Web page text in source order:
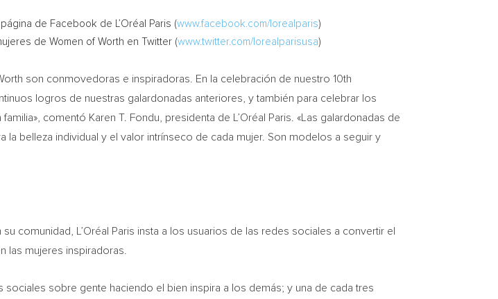
de Facebook de L’Oréal Paris (www.facebook.com/lorealparis)
de Women of Worth en Twitter (www.twitter.com/lorealparisusa)
son conmovedoras e inspiradoras. En la celebración de nuestro 10th
logros de nuestras galardonadas anteriores, y también para celebrar los
comentó Karen T. Fondu, presidenta de L’Oréal Paris. «Las galardonadas de
belleza individual y el valor intrínseco de cada mujer. Son modelos a seguir y
comunidad, L’Oréal Paris insta a los usuarios de las redes sociales a convertir el
las mujeres inspiradoras.
sociales sobre gente haciendo el bien inspira a los demás; y una de cada tres